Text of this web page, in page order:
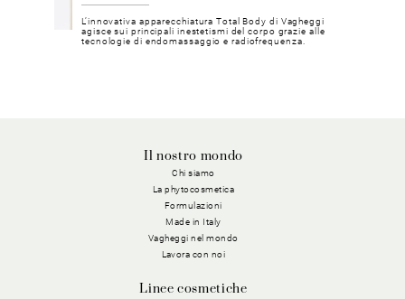
L’innovativa apparecchiatura Total Body di Vagheggi
agisce sui principali inestetismi del corpo grazie alle
tecnologie di endomassaggio e radiofrequenza.
Il nostro mondo
Chi siamo
La phytocosmetica
Formulazioni
Made in Italy
Vagheggi nel mondo
Lavora con noi
Linee cosmetiche